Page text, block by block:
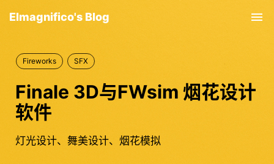
Elmagnifico's Blog
Fireworks SFX
Finale 3D与FWsim 烟花设计
软件
灯光设计、舞美设计、烟花模拟